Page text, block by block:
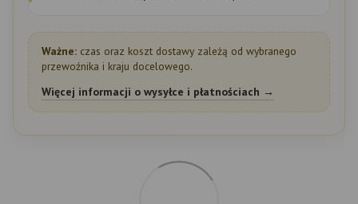
Ważne: czas oraz koszt dostawy zależą od wybranego
przewoźnika i kraju docelowego.
Więcej informacji o wysyłce i płatnościach →